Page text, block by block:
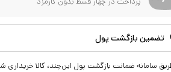
تضمین بازگشت پول
سامانه ضمانت بازگشت پول این‌چند، کالا خریداری